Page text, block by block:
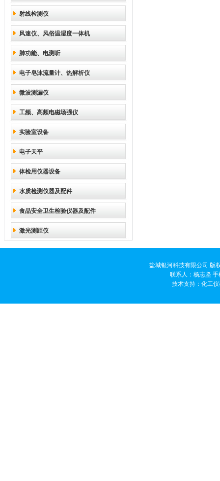
射线检测仪
风速仪、风俗温湿度一体机
肺功能、电测听
电子皂沫流量计、热解析仪
微波测漏仪
工频、高频电磁场强仪
实验室设备
电子天平
体检用仪器设备
水质检测仪器及配件
食品安全卫生检验仪器及配件
激光测距仪
盐城银河科技有限公司 版
联系人：杨志坚 手
技术支持： 化工